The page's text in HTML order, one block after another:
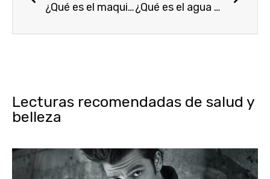
¿Qué es el maquillaje Waterproof y cuándo utilizarlo? ¿Qué es el agua micelar y para qué sirve este desmaquillante?
Lecturas recomendadas de salud y
belleza